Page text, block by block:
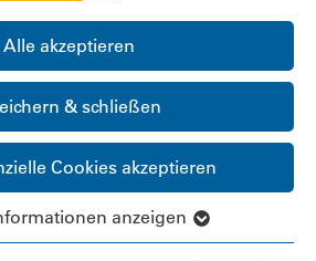
Alle akzeptieren
& schließen
Cookies akzeptieren
anzeigen
&